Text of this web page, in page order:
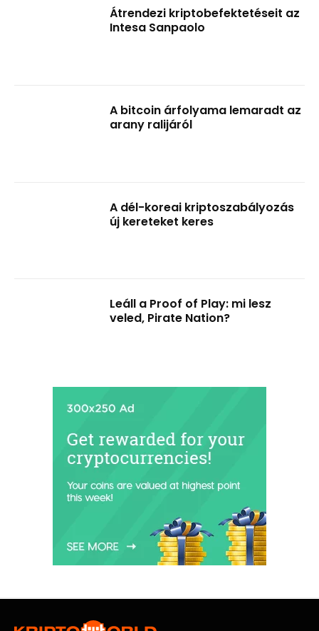
Átrendezi kriptobefektetéseit az
Intesa Sanpaolo
A bitcoin árfolyama lemaradt az
arany ralijáról
A dél-koreai kriptoszabályozás
új kereteket keres
Leáll a Proof of Play: mi lesz
veled, Pirate Nation?